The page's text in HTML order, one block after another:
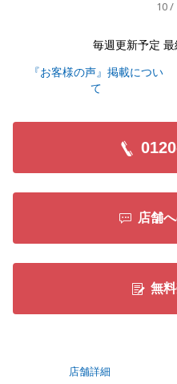
たらお気軽に何なりとお10 /
毎週更新予定
『お客様の声』掲載につい
て
店舗
無
店舗詳細